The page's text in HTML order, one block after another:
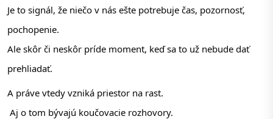
Je to signál, že niečo v nás ešte potrebuje čas, pozornosť,
pochopenie.
Ale skôr či neskôr príde moment, keď sa to už nebude dať
prehliadať.
A práve vtedy vzniká priestor na rast.
Aj o tom bývajú koučovacie rozhovory.